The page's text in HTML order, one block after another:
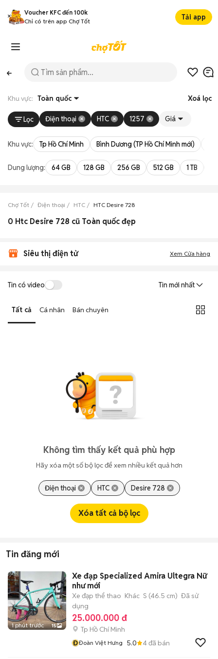
Voucher KFC đến 100k
Chỉ có trên app Chợ Tốt
Tải app
Khu vực: Toàn quốc Xoá lọc
Lọc Điện thoại HTC 1257 Giá
Khu vực: Tp Hồ Chí Minh Bình Dương (TP Hồ Chí Minh mới)
Dung lượng: 64 GB 128 GB 256 GB 512 GB 1 TB
Chợ Tốt Điện thoại HTC HTC Desire 728
0 Htc Desire 728 cũ Toàn quốc đẹp
Siêu thị điện tử Xem Cửa hàng
Tin có video Tin mới nhất
Tất cả Cá nhân Bán chuyên
Không tìm thấy kết quả phù hợp
Hãy xóa một số bộ lọc để xem nhiều kết quả hơn
Điện thoại HTC Desire 728
Xóa tất cả bộ lọc
Tin đăng mới
1 phút trước 15
Xe đạp Specialized Amira Ultegra Nữ
như mới
Xe đạp thể thao Khác S (46.5 cm) Đã sử
dụng
25.000.000 đ
Tp Hồ Chí Minh
ĐĐoàn Việt Hưng 5.0 4đã bán